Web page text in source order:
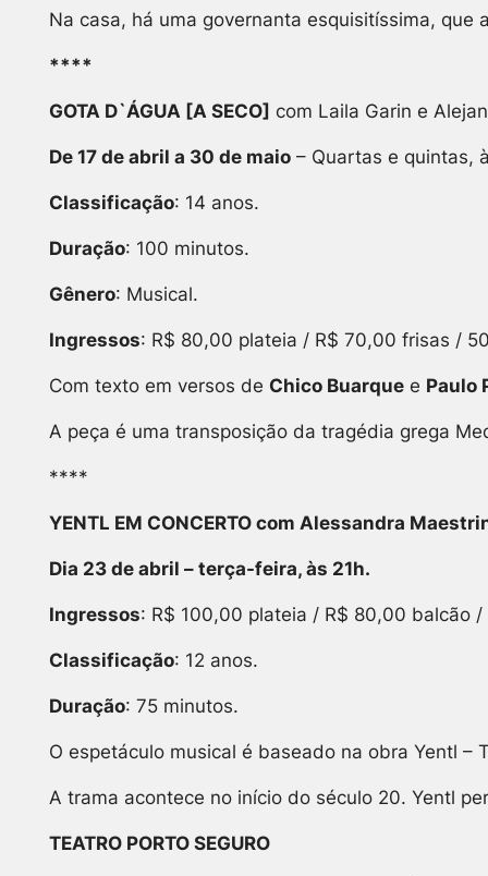
Na casa, há uma governanta esquisitíssima,
****
GOTA D`ÁGUA [A SECO] com Laila Garin e
De 17 de abril a 30 de maio– Quartas e quintas,
Classificação: 14 anos.
Duração: 100 minutos.
Gênero: Musical.
Ingressos: R$ 80,00 plateia / R$ 70,00 frisas /
Com texto em versos de Chico Buarquee Paulo
A peça é uma transposição da tragédia grega
****
YENTL EM CONCERTOcom Alessandra
Dia 23 de abril – terça-feira, às 21h.
Ingressos: R$ 100,00 plateia / R$ 80,00 balcão
Classificação: 12 anos.
Duração: 75 minutos.
O espetáculo musical é baseado na obra Yentl –
A trama acontece no início do século 20. Yentl
TEATRO PORTO SEGURO